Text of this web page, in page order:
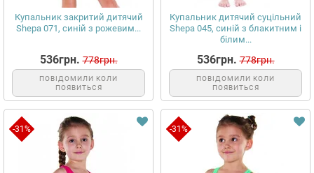
Купальник закритий дитячий
Shepa 071, синій з рожевим...
536грн. 778грн.
ПОВІДОМИЛИ КОЛИ
ПОЯВИТЬСЯ
Купальник дитячий суцільний
Shepa 045, синій з блакитним і
білим...
536грн. 778грн.
ПОВІДОМИЛИ КОЛИ
ПОЯВИТЬСЯ
-31% -31%